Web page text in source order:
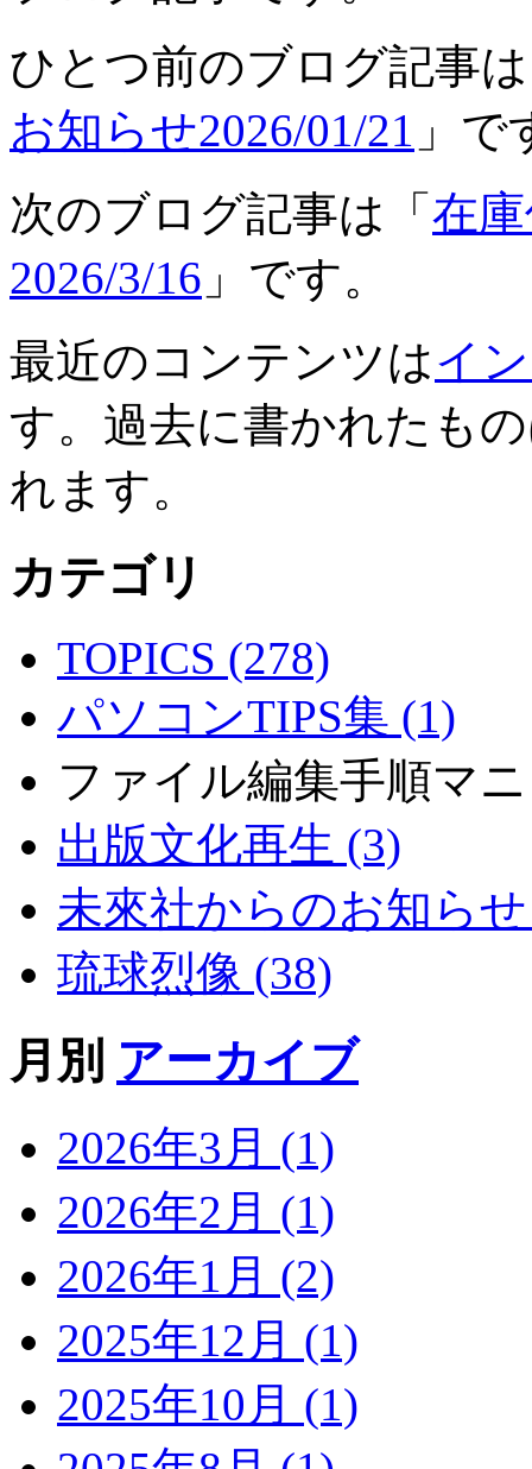
ひとつ前のブログ記事
お知らせ2026/01/21 」で
次のブログ記事は「 在
2026/3/16 」です。
最近のコンテンツはイ
す。過去に書かれたも
れます。
カテゴリ
TOPICS (278)
パソコンTIPS集 (1)
ファイル編集手順マ
出版文化再生 (3)
未來社からのお知ら
琉球烈像 (38)
月別 アーカイブ
2026年3月 (1)
2026年2月 (1)
2026年1月 (2)
2025年12月 (1)
2025年10月 (1)